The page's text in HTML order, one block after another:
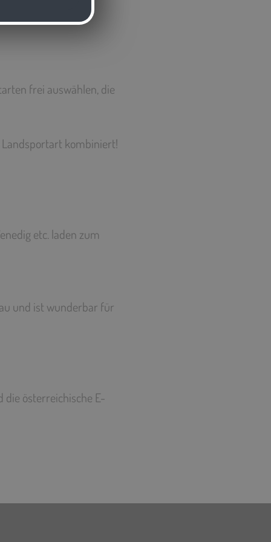
frei auswählen, die
Landsportart kombiniert!
etc. laden zum
und ist wunderbar für
die österreichische E-